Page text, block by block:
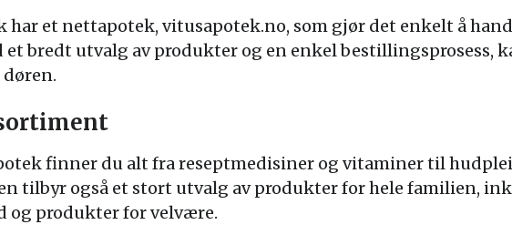
har et nettapotek, vitusapotek.no, som gjør det enkelt å
et bredt utvalg av produkter og en enkel bestillingsprosess,
finner du alt fra reseptmedisiner og vitaminer til
tilbyr også et stort utvalg av produkter for hele familien,
og produkter for velvære.